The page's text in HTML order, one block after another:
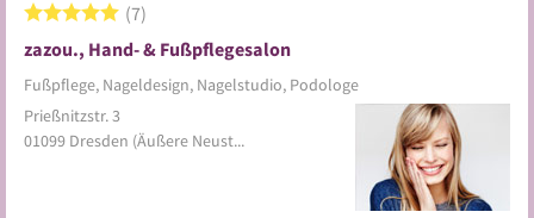
zazou., Hand- & Fußpflegesalon
Fußpflege, Nageldesign, Nagelstudio, Podologe
7
Prießnitzstr. 3
01099 Dresden (Äußere Neustadt)